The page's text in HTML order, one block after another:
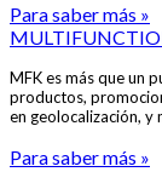
Para saber más »
MFK es más que un
productos,
en geolocalización, y
Para saber más »